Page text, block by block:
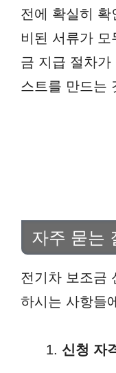
전에 확실히
비된 서류가
금 지급 절차가
스트를 만드는
자주 묻는
전기차 보조금
하시는 사항들
신청 자